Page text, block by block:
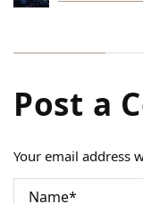
Post a
Your email address